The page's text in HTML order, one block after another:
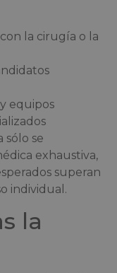
la cirugía o la
equipos
sólo se
exhaustiva,
superan
individual.
la